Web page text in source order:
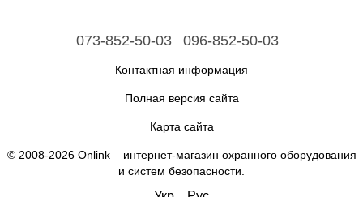
073-852-50-03 096-852-50-03
Контактная информация
Полная версия сайта
Карта сайта
© 2008-2026 Onlink – интернет-магазин охранного оборудования
и систем безопасности